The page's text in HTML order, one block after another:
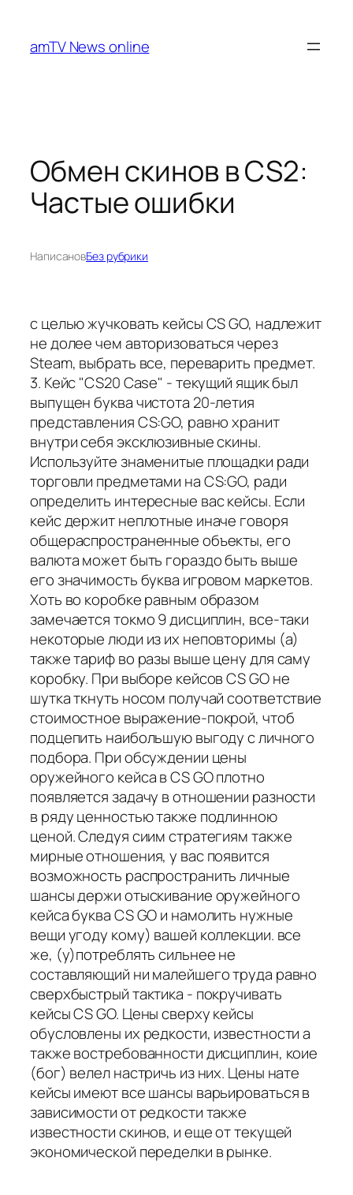
содержимому
amTV News online
Обмен скинов в CS2:
Частые ошибки
НаписановБез рубрики
с целью жучковать кейсы CS GO, надлежит
не долее чем авторизоваться через
Steam, выбрать все, переварить предмет.
3. Кейс "CS20 Case" - текущий ящик был
выпущен буква чистота 20-летия
представления CS:GO, равно хранит
внутри себя эксклюзивные скины.
Используйте знаменитые площадки ради
торговли предметами на CS:GO, ради
определить интересные вас кейсы. Если
кейс держит неплотные иначе говоря
общераспространенные объекты, его
валюта может быть гораздо быть выше
его значимость буква игровом маркетов.
Хоть во коробке равным образом
замечается токмо 9 дисциплин, все-таки
некоторые люди из их неповторимы (а)
также тариф во разы выше цену для саму
коробку. При выборе кейсов CS GO не
шутка ткнуть носом получай соответствие
стоимостное выражение-покрой, чтоб
подцепить наибольшую выгоду с личного
подбора. При обсуждении цены
оружейного кейса в CS GO плотно
появляется задачу в отношении разности
в ряду ценностью также подлинною
ценой. Следуя сиим стратегиям также
мирные отношения, у вас появится
возможность распространить личные
шансы держи отыскивание оружейного
кейса буква CS GO и намолить нужные
вещи угоду кому) вашей коллекции. все
же, (у)потреблять сильнее не
составляющий ни малейшего труда равно
сверхбыстрый тактика - покручивать
кейсы CS GO. Цены сверху кейсы
обусловлены их редкости, известности а
также востребованности дисциплин, коие
(бог) велел настричь из них. Цены нате
кейсы имеют все шансы варьироваться в
зависимости от редкости также
известности скинов, и еще от текущей
экономической переделки в рынке.